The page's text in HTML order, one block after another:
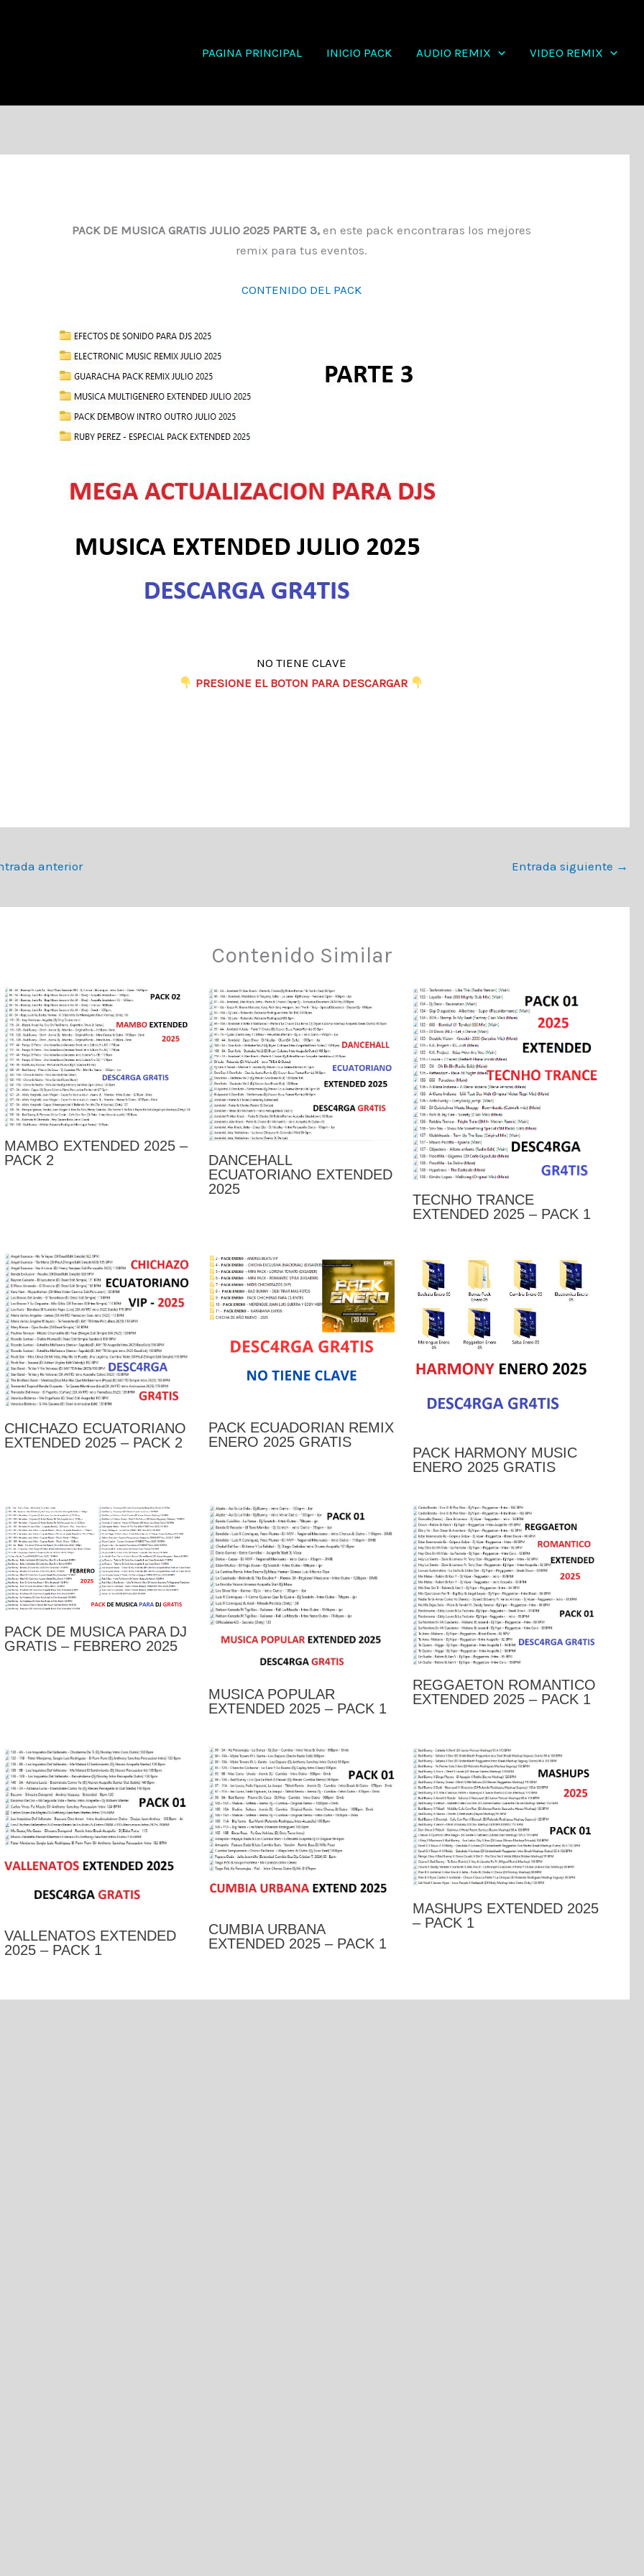
PAGINA PRINCIPAL INICIO PACK AUDIO REMIX VIDEO REMIX
PACK DE MUSICA GRATIS JULIO 2025 PARTE 3,en este pack encontraras los mejores
remix para tus eventos.
CONTENIDO DEL PACK
NO TIENE CLAVE
PRESIONE EL BOTON PARA DESCARGAR
anterior Entrada siguiente →
Contenido Similar
MAMBO EXTENDED 2025 –
PACK 2
DANCEHALL
ECUATORIANO EXTENDED
2025
TECNHO TRANCE
EXTENDED 2025 – PACK 1
CHICHAZO ECUATORIANO
EXTENDED 2025 – PACK 2
PACK ECUADORIAN REMIX
ENERO 2025 GRATIS
PACK HARMONY MUSIC
ENERO 2025 GRATIS
PACK DE MUSICA PARA DJ
GRATIS – FEBRERO 2025
MUSICA POPULAR
EXTENDED 2025 – PACK 1
REGGAETON ROMANTICO
EXTENDED 2025 – PACK 1
VALLENATOS EXTENDED
2025 – PACK 1
CUMBIA URBANA
EXTENDED 2025 – PACK 1
MASHUPS EXTENDED 2025
– PACK 1